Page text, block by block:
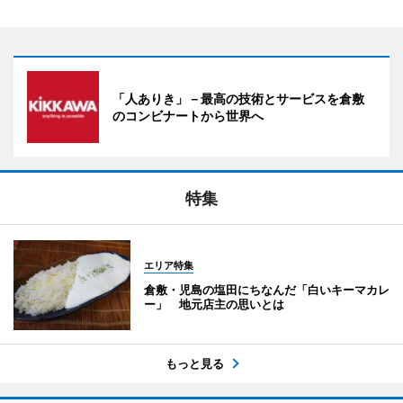
「人ありき」－最高の技術とサービスを倉敷
のコンビナートから世界へ
特集
エリア特集
倉敷・児島の塩田にちなんだ「白いキーマカレ
ー」 地元店主の思いとは
もっと見る